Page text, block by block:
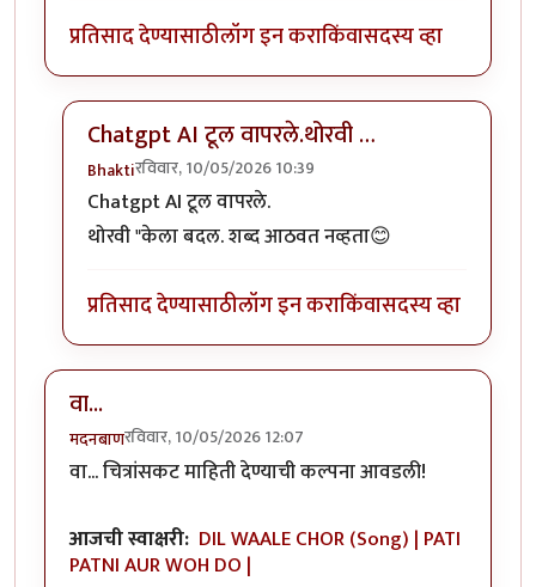
प्रतिसाद देण्यासाठीलॉग इन कराकिंवासदस्य व्हा
Chatgpt AI टूल वापरले.थोरवी …
Bhaktiरविवार, 10/05/2026 10:39
In reply toसुंदर…byकिल्लेदार
Chatgpt AI टूल वापरले.
थोरवी "केला बदल. शब्द आठवत नव्हता😊
प्रतिसाद देण्यासाठीलॉग इन कराकिंवासदस्य व्हा
वा...
मदनबाणरविवार, 10/05/2026 12:07
वा... चित्रांसकट माहिती देण्याची कल्पना आवडली!
आजची स्वाक्षरी: DIL WAALE CHOR (Song) | PATI
PATNI AUR WOH DO |